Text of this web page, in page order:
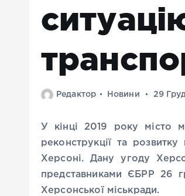
Редактор Новини 29
У кінці 2019 року місто
реконструкції та
Херсоні. Дану угоду
представниками ЄБРР 26
Херсонської міськради.